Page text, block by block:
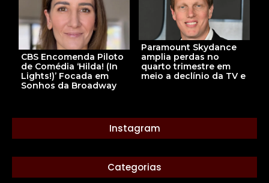
Paramount Skydance
amplia perdas no
quarto trimestre em
meio a declínio da TV e
CBS Encomenda Piloto
de Comédia ‘Hilda! (In
Lights!)’ Focada em
Sonhos da Broadway
Instagram
Categorias